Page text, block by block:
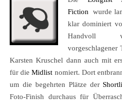
Fiction wurde
klar dominiert
Handvoll
Karsten Kruschel dann auch mit
für dieMidlist nomiert. Dort
um die begehrten Plätze der
Foto-Finish durchaus für